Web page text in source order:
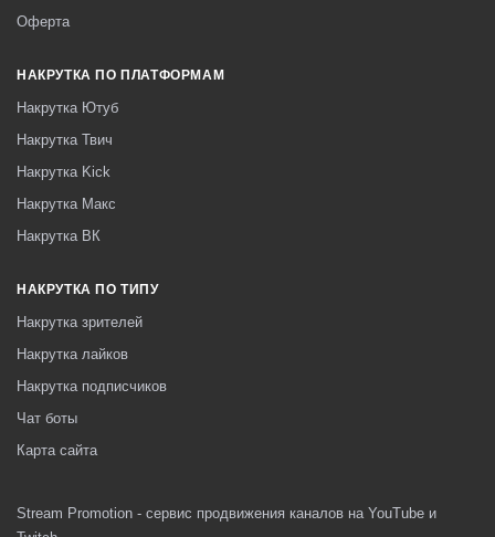
Оферта
НАКРУТКА ПО ПЛАТФОРМАМ
Накрутка Ютуб
Накрутка Твич
Накрутка Kick
Накрутка Макс
Накрутка ВК
НАКРУТКА ПО ТИПУ
Накрутка зрителей
Накрутка лайков
Накрутка подписчиков
Чат боты
Карта сайта
Stream Promotion - сервис продвижения каналов на YouTube и